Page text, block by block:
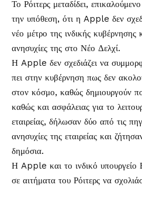
Το Ρόιτερς μεταδίδει,
την υπόθεση, ότι η Apple δεν
νέο μέτρο της ινδικής κυβέρνησης
ανησυχίες της στο Νέο Δελχί.
Η Apple δεν σχεδιάζει να
πει στην κυβέρνηση πως δεν
στον κόσμο, καθώς δημιουργούν
καθώς και ασφάλειας για το
εταιρείας, δήλωσαν δύο από τις
ανησυχίες της εταιρείας και
δημόσια.
Η Apple και το ινδικό υπουργείο
σε αιτήματα του Ρόιτερς να